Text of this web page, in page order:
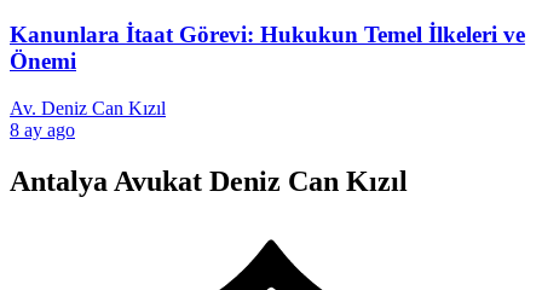
Kanunlara İtaat Görevi: Hukukun Temel İlkeleri ve
Önemi
Av. Deniz Can Kızıl
8 ay ago
Antalya Avukat Deniz Can Kızıl